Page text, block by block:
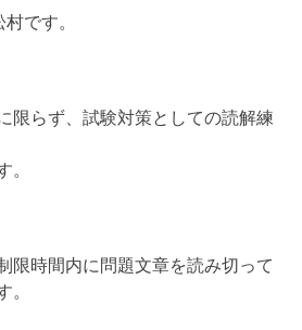
です。
限らず、試験対策としての読解練
。
限時間内に問題文章を読み切って
。